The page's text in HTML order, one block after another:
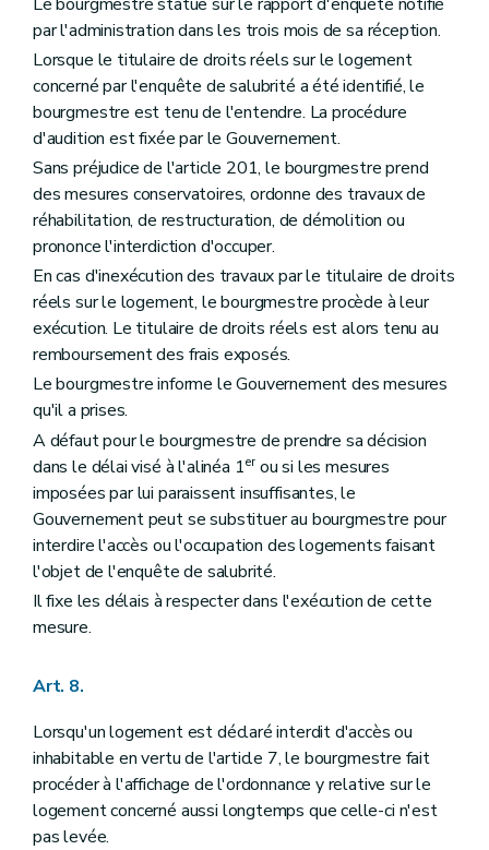
par l'administration dans les trois mois de sa réception.
Lorsque le titulaire de droits réels sur le logement
concerné par l'enquête de salubrité a été identifié, le
bourgmestre est tenu de l'entendre. La procédure
d'audition est fixée par le Gouvernement.
Sans préjudice de l'article 201, le bourgmestre prend
des mesures conservatoires, ordonne des travaux de
réhabilitation, de restructuration, de démolition ou
prononce l'interdiction d'occuper.
En cas d'inexécution des travaux par le titulaire de droits
réels sur le logement, le bourgmestre procède à leur
exécution. Le titulaire de droits réels est alors tenu au
remboursement des frais exposés.
Le bourgmestre informe le Gouvernement des mesures
qu'il a prises.
A défaut pour le bourgmestre de prendre sa décision
dans le délai visé à l'alinéa 1erou si les mesures
imposées par lui paraissent insuffisantes, le
Gouvernement peut se substituer au bourgmestre pour
interdire l'accès ou l'occupation des logements faisant
l'objet de l'enquête de salubrité.
Il fixe les délais à respecter dans l'exécution de cette
mesure.
Art. 8.
Lorsqu'un logement est déclaré interdit d'accès ou
inhabitable en vertu de l'article 7, le bourgmestre fait
procéder à l'affichage de l'ordonnance y relative sur le
logement concerné aussi longtemps que celle-ci n'est
pas levée.